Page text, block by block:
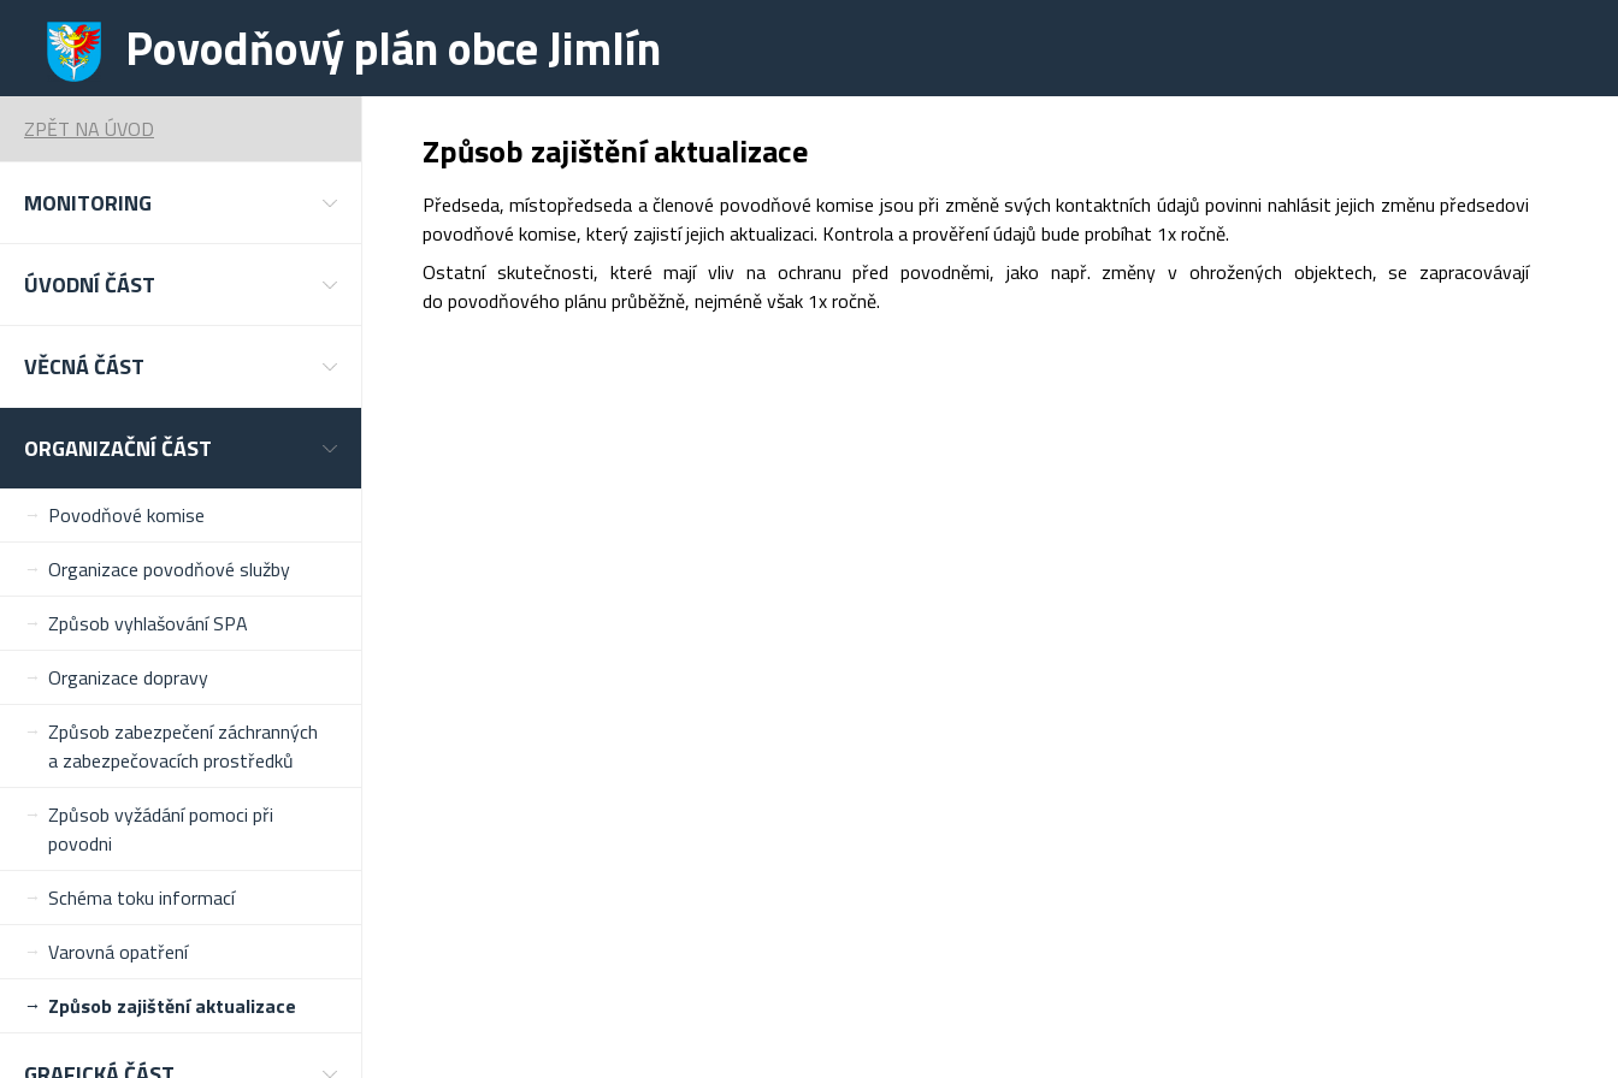
Povodňový plán obce Jimlín
ZPĚT NA ÚVOD
MONITORING
ÚVODNÍ ČÁST
VĚCNÁ ČÁST
ORGANIZAČNÍ ČÁST
Povodňové komise
Organizace povodňové služby
Způsob vyhlašování SPA
Organizace dopravy
Způsob zabezpečení záchranných
a zabezpečovacích prostředků
Způsob vyžádání pomoci při
povodni
Schéma toku informací
Varovná opatření
Způsob zajištění aktualizace
Způsob zajištění aktualizace
Předseda, místopředseda a členové povodňové komise jsou při změně svých kontaktních údajů povinni nahlásit jejich změnu předsedovi
povodňové komise, který zajistí jejich aktualizaci. Kontrola a prověření údajů bude probíhat 1x ročně.
Ostatní skutečnosti, které mají vliv na ochranu před povodněmi, jako např. změny v ohrožených objektech, se zapracovávají
do povodňového plánu průběžně, nejméně však 1x ročně.